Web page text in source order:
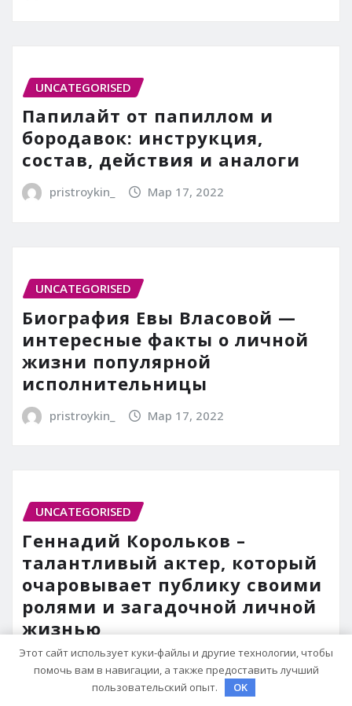
UNCATEGORISED
Папилайт от папиллом и
бородавок: инструкция,
состав, действия и аналоги
pristroykin_ Мар 17, 2022
UNCATEGORISED
Биография Евы Власовой —
интересные факты о личной
жизни популярной
исполнительницы
pristroykin_ Мар 17, 2022
UNCATEGORISED
Геннадий Корольков –
талантливый актер, который
очаровывает публику своими
ролями и загадочной личной
жизнью
pristroykin_ Мар 17, 2022
Этот сайт использует куки-файлы и другие технологии, чтобы
помочь вам в навигации, а также предоставить лучший
пользовательский опыт.
OK